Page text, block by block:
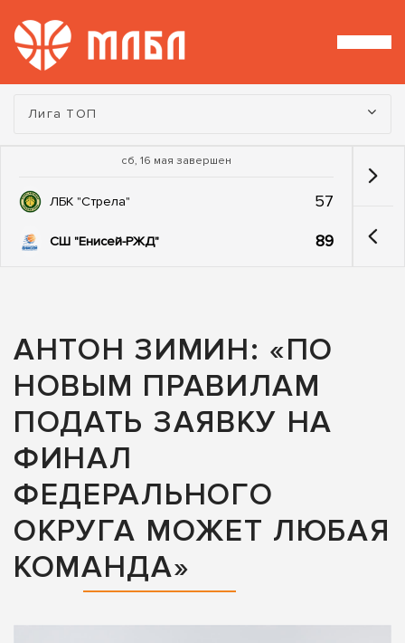
Турнир:
Лига ТОП
сб, 16 мая завершен
ЛБК "Стрела" 57
СШ "Енисей-РЖД" 89
АНТОН ЗИМИН: «ПО
НОВЫМ ПРАВИЛАМ
ПОДАТЬ ЗАЯВКУ НА
ФИНАЛ
ФЕДЕРАЛЬНОГО
ОКРУГА МОЖЕТ ЛЮБАЯ
КОМАНДА»